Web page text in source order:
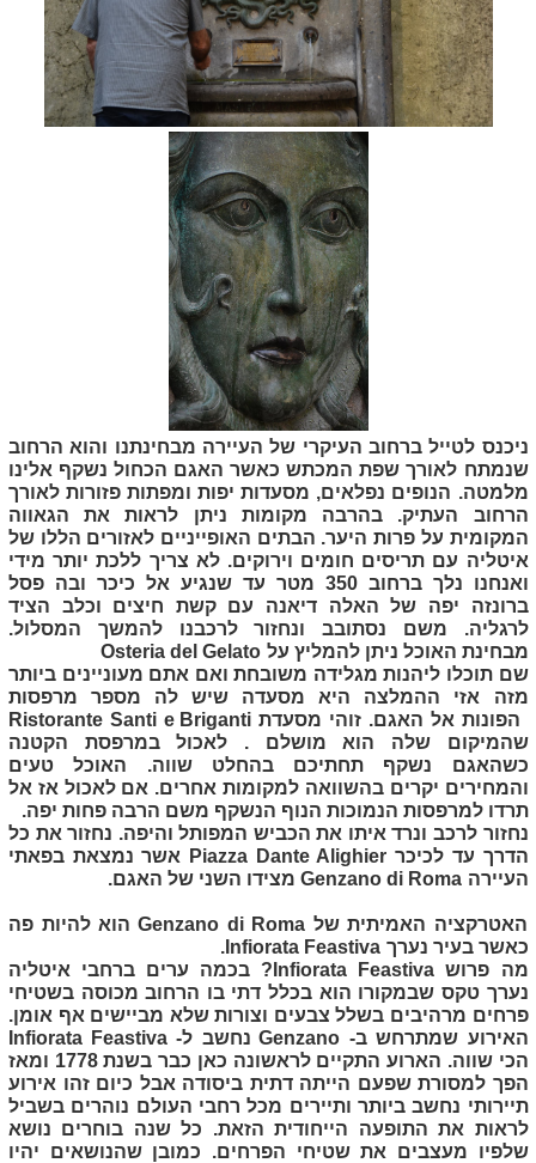
ניכנס לטייל ברחוב העיקרי של העיירה מבחינתנו והוא הרחוב
שנמתח לאורך שפת המכתש כאשר האגם הכחול נשקף אלינו
מלמטה. הנופים נפלאים, מסעדות יפות ומפתות פזורות לאורך
הרחוב העתיק. בהרבה מקומות ניתן לראות את הגאווה
המקומית על פרות היער. הבתים האופייניים לאזורים הללו של
איטליה עם תריסים חומים וירוקים. לא צריך ללכת יותר מידי
ואנחנו נלך ברחוב 350 מטר עד שנגיע אל כיכר ובה פסל
ברונזה יפה של האלה דיאנה עם קשת חיצים וכלב הציד
לרגליה. משם נסתובב ונחזור לרכבנו להמשך המסלול.
מבחינת האוכל ניתן להמליץ על Osteria del Gelato
שם תוכלו ליהנות מגלידה משובחת ואם אתם מעוניינים ביותר
מזה אזי ההמלצה היא מסעדה שיש לה מספר מרפסות
הפונות אל האגם. זוהי מסעדת ‪Ristorante Santi e Briganti
שהמיקום שלה הוא מושלם . לאכול במרפסת הקטנה
כשהאגם נשקף תחתיכם בהחלט שווה. האוכל טעים
והמחירים יקרים בהשוואה למקומות אחרים. אם לאכול אז אל
תרדו למרפסות הנמוכות הנוף הנשקף משם הרבה פחות יפה.
נחזור לרכב ונרד איתו את הכביש המפותל והיפה. נחזור את כל
הדרך עד לכיכר Piazza Dante Alighier
אשר נמצאת בפאתי
העיירה Genzano di Romaמצידו השני של האגם.
האטרקציה האמיתית של Genzano di Romaהוא להיות פה
כאשר בעיר נערך Infiorata Feastiva
.
מה פרוש Infiorata Feastiva ? בכמה ערים ברחבי איטליה
נערך טקס שבמקורו הוא בכלל דתי בו הרחוב מכוסה בשטיחי
פרחים מרהיבים בשלל צבעים וצורות שלא מביישים אף אומן.
האירוע שמתרחש ב- Genzanoנחשב ל- Infiorata Feastiva
הכי שווה. הארוע התקיים לראשונה כאן כבר בשנת 1778 ומאז
הפך למסורת שפעם הייתה דתית ביסודה אבל כיום זהו אירוע
תיירותי נחשב ביותר ותיירים מכל רחבי העולם נוהרים בשביל
לראות את התופעה הייחודית הזאת. כל שנה בוחרים נושא
שלפיו מעצבים את שטיחי הפרחים. כמובן שהנושאים יהיו